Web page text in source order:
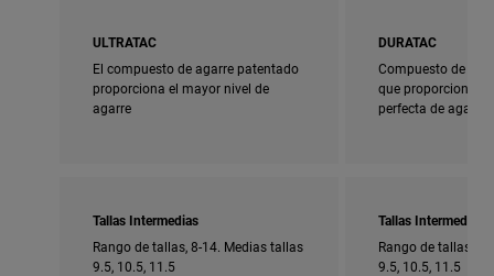
ULTRATAC
El compuesto de agarre patentado
proporciona el mayor nivel de
agarre
DURATAC
Compuesto de
que proporciona
perfecta de agarre
Tallas Intermedias
Rango de tallas, 8-14. Medias tallas
9.5, 10.5, 11.5
Tallas Intermedias
Rango de tallas,
9.5, 10.5, 11.5